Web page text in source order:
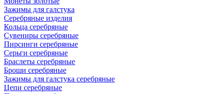
Зажимы для галстука
Серебряные изделия
Кольца серебряные
Сувениры серебряные
Пирсинги серебряные
Серьги серебряные
Браслеты серебряные
Броши серебряные
Зажимы для галстука серебряные
Цепи серебряные